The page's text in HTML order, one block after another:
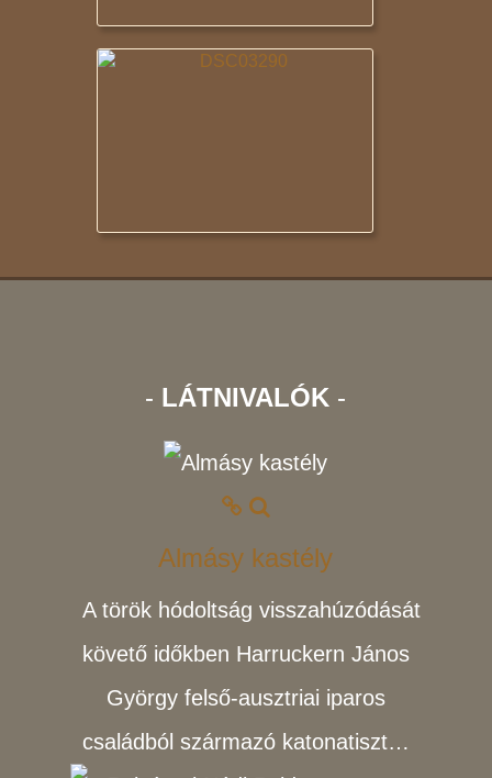
- LÁTNIVALÓK -
Almásy kastély
A török hódoltság visszahúzódását
követő időkben Harruckern János
György felső-ausztriai iparos
családból származó katonatiszt…